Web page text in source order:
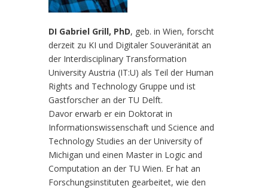
DI Gabriel Grill, PhD, geb. in Wien, forscht
derzeit zu KI und Digitaler Souveränität an
der Interdisciplinary Transformation
University Austria (IT:U) als Teil der Human
Rights and Technology Gruppe und ist
Gastforscher an der TU Delft.
Davor erwarb er ein Doktorat in
Informationswissenschaft und Science and
Technology Studies an der University of
Michigan und einen Master in Logic and
Computation an der TU Wien. Er hat an
Forschungsinstituten gearbeitet, wie den